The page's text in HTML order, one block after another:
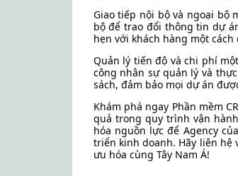
Giao tiếp nội bộ và ngoại bộ
bộ để trao đổi thông tin dự
hẹn với khách hàng một
Quản lý tiến độ và chi phí
công nhân sự quản lý và
sách, đảm bảo mọi dự án
Khám phá ngay Phần mềm
quả trong quy trình vận
hóa nguồn lực để Agency
triển kinh doanh. Hãy liên
ưu hóa cùng Tây Nam Á!